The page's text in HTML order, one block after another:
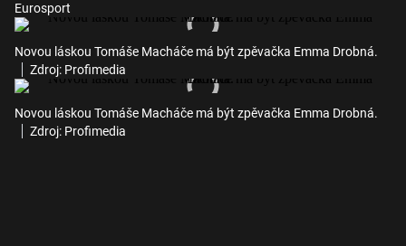
Eurosport
Novou láskou Tomáše Macháče má být zpěvačka Emma Drobná.
Zdroj: Profimedia
Novou láskou Tomáše Macháče má být zpěvačka Emma Drobná.
Zdroj: Profimedia